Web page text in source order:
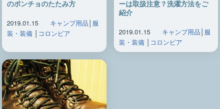
のポンチョのたたみ方
2019.01.15 キャンプ用品 │ 服
装・装備│ コロンビア
ーは取扱注意？洗濯方法をご
紹介
2019.01.15 キャンプ用品 │ 服
装・装備│ コロンビア